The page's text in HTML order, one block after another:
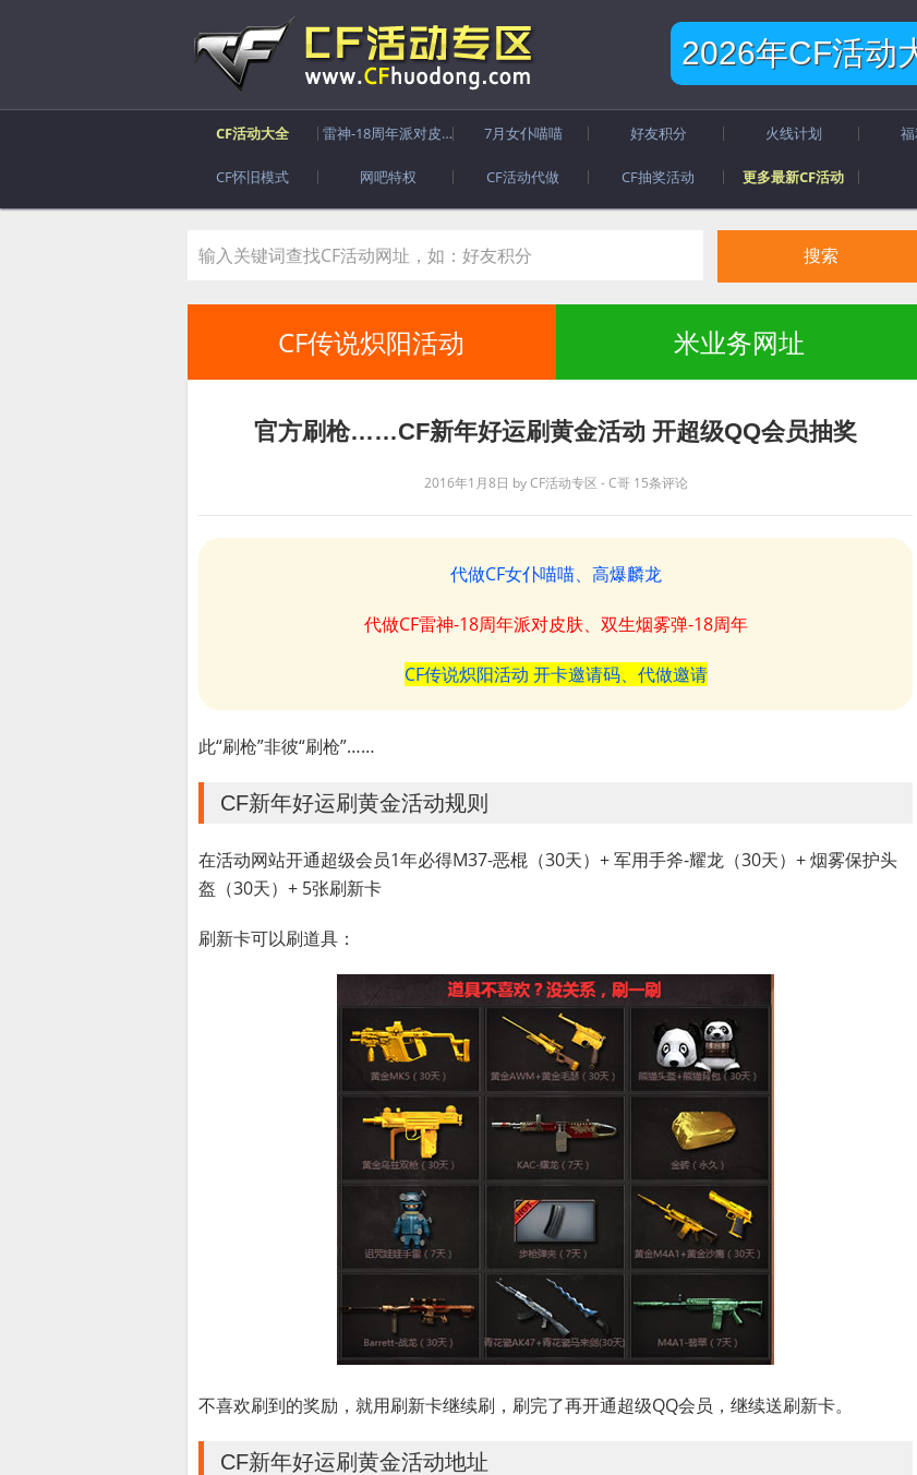
2026年CF活动
CF活动大全 雷神-18周年派对皮肤 7月女仆喵喵 好友积分 火线计划
CF怀旧模式 网吧特权 CF活动代做 CF抽奖活动 更多最新CF活动
CF传说炽阳活动 米业务网址
官方刷枪……CF新年好运刷黄金活动 开超级QQ会员抽奖
2016年1月8日 byCF活动专区 - C哥 15条评论
代做CF女仆喵喵、高爆麟龙
代做CF雷神-18周年派对皮肤、双生烟雾弹-18周年
CF传说炽阳活动 开卡邀请码、代做邀请
此“刷枪”非彼“刷枪”……
CF新年好运刷黄金活动规则
在活动网站开通超级会员1年必得M37-恶棍（30天）+ 军用手斧-耀龙（30天）+ 烟雾保护头
盔（30天）+ 5张刷新卡
刷新卡可以刷道具：
不喜欢刷到的奖励，就用刷新卡继续刷，刷完了再开通超级QQ会员，继续送刷新卡。
CF新年好运刷黄金活动地址